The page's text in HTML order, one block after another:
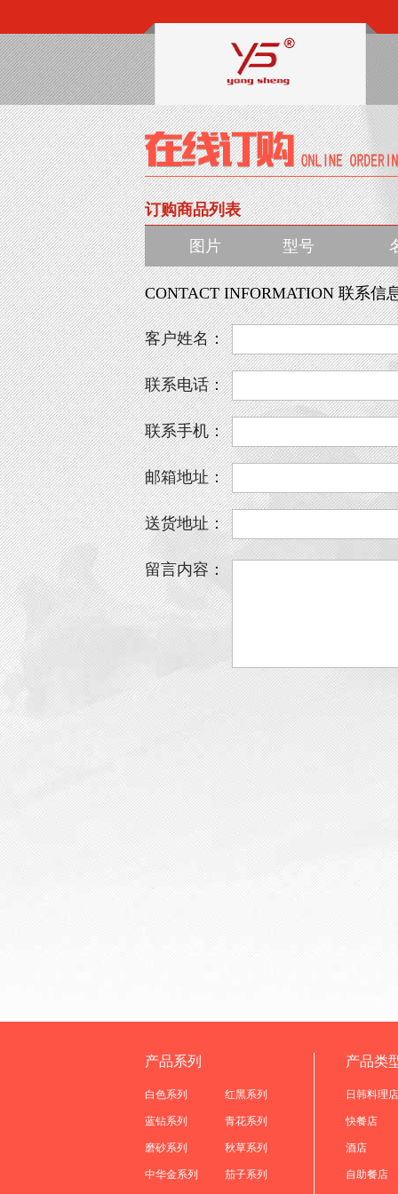
订购商品列表
图片 型号
CONTACT INFORMATION 联系信
客户姓名：
联系电话：
联系手机：
邮箱地址：
送货地址：
留言内容：
产品系列
白色系列 红黑系列
蓝钻系列 青花系列
磨砂系列 秋草系列
中华金系列 茄子系列
产品类
日韩料理店
快餐店
酒店
自助餐店